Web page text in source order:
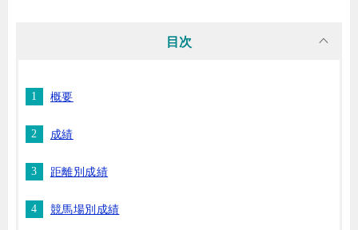
目次
概要
成績
距離別成績
競馬場別成績